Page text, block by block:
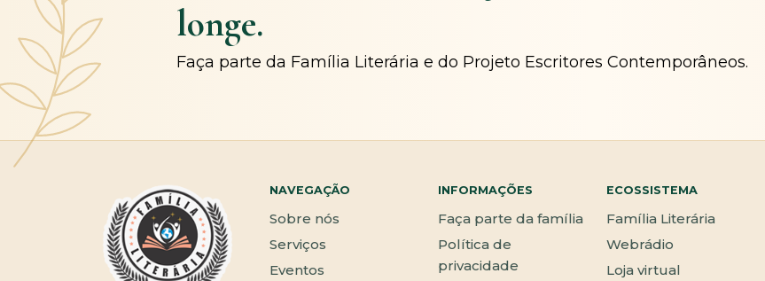
longe.
Faça parte da Família Literária e do Projeto Escritores Contemporâneos.
NAVEGAÇÃO
Sobre nós
Serviços
Eventos
INFORMAÇÕES
Faça parte da família
Política de
privacidade
ECOSSISTEMA
Família Literária
Webrádio
Loja virtual